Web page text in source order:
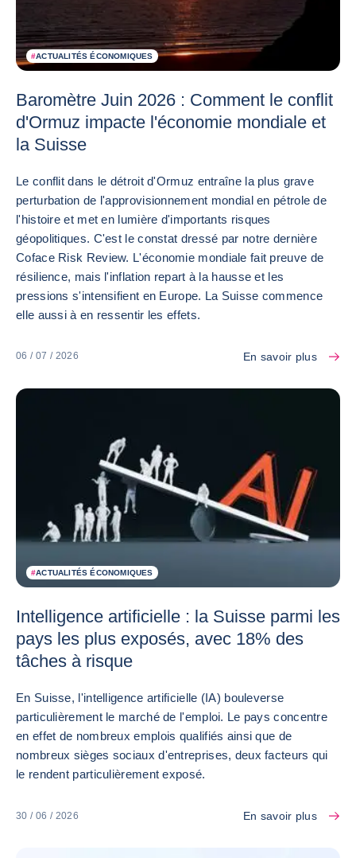
#ACTUALITÉS ÉCONOMIQUES
Baromètre Juin 2026 : Comment le conflit
d'Ormuz impacte l'économie mondiale et
la Suisse
Le conflit dans le détroit d'Ormuz entraîne la plus grave
perturbation de l'approvisionnement mondial en pétrole de
l'histoire et met en lumière d'importants risques
géopolitiques. C'est le constat dressé par notre dernière
Coface Risk Review. L'économie mondiale fait preuve de
résilience, mais l'inflation repart à la hausse et les
pressions s'intensifient en Europe. La Suisse commence
elle aussi à en ressentir les effets.
06 / 07 / 2026 En savoir plus
#ACTUALITÉS ÉCONOMIQUES
Intelligence artificielle : la Suisse parmi les
pays les plus exposés, avec 18% des
tâches à risque
En Suisse, l'intelligence artificielle (IA) bouleverse
particulièrement le marché de l'emploi. Le pays concentre
en effet de nombreux emplois qualifiés ainsi que de
nombreux sièges sociaux d'entreprises, deux facteurs qui
le rendent particulièrement exposé.
30 / 06 / 2026 En savoir plus